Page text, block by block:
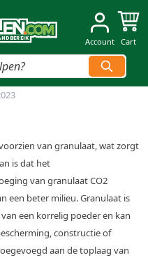
NDBEREIK
NDBEREIK Account Cart
van granulaat, wat zorgt
is dat het
van granulaat CO2
een beter milieu. Granulaat is
een korrelig poeder en kan
constructie of
aan de toplaag van